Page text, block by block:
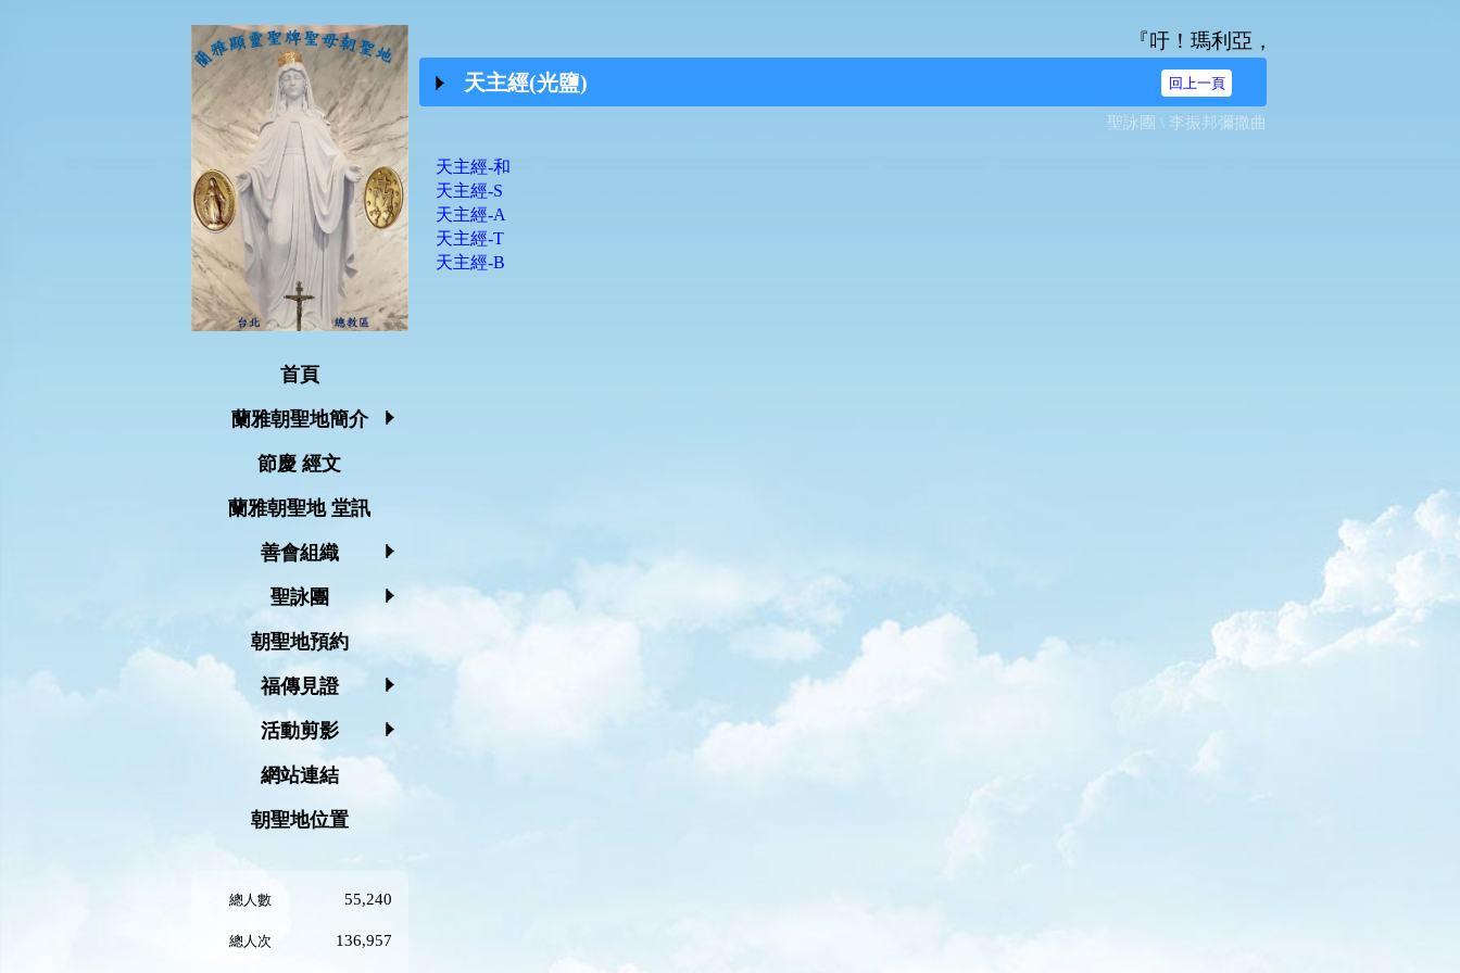
首頁
蘭雅朝聖地簡介
節慶 經文
蘭雅朝聖地 堂訊
善會組織
聖詠團
朝聖地預約
福傳見證
活動剪影
網站連結
朝聖地位置
總人數 55,240
總人次 136,957
『吁！瑪利亞，無染原罪之始胎，
天主經(光鹽)
回上一頁
聖詠團 \ 李振邦彌撒曲
天主經-和
天主經-S
天主經-A
天主經-T
天主經-B